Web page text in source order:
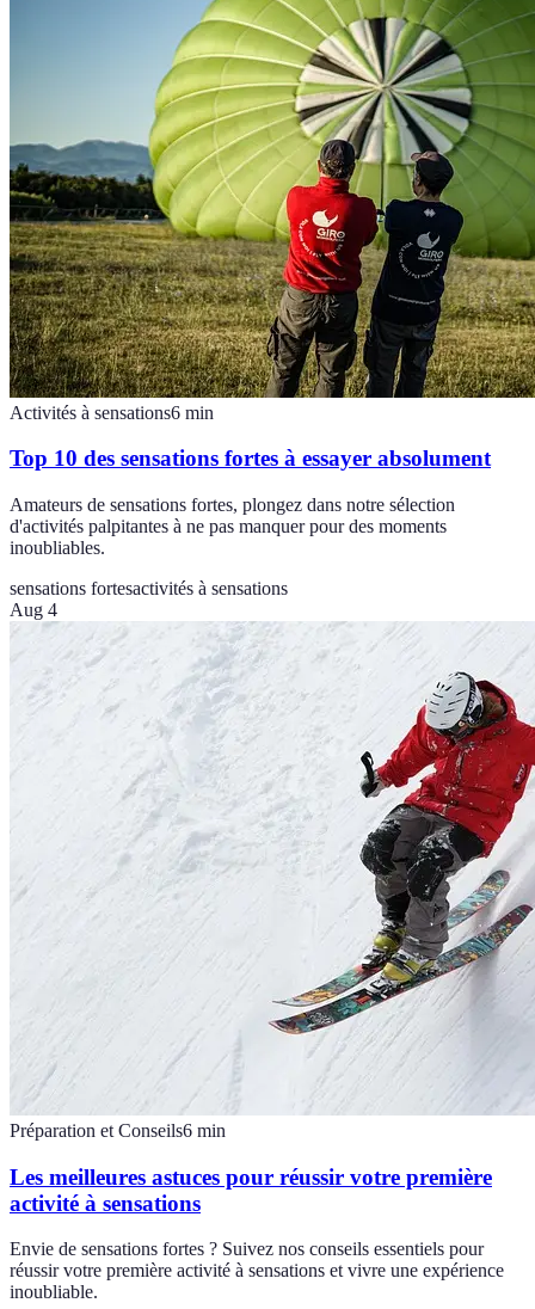
Activités à sensations6 min
Top 10 des sensations fortes à essayer absolument
Amateurs de sensations fortes, plongez dans notre sélection
d'activités palpitantes à ne pas manquer pour des moments
inoubliables.
sensations fortesactivités à sensations
Aug 4
Préparation et Conseils6 min
Les meilleures astuces pour réussir votre première
activité à sensations
Envie de sensations fortes ? Suivez nos conseils essentiels pour
réussir votre première activité à sensations et vivre une expérience
inoubliable.